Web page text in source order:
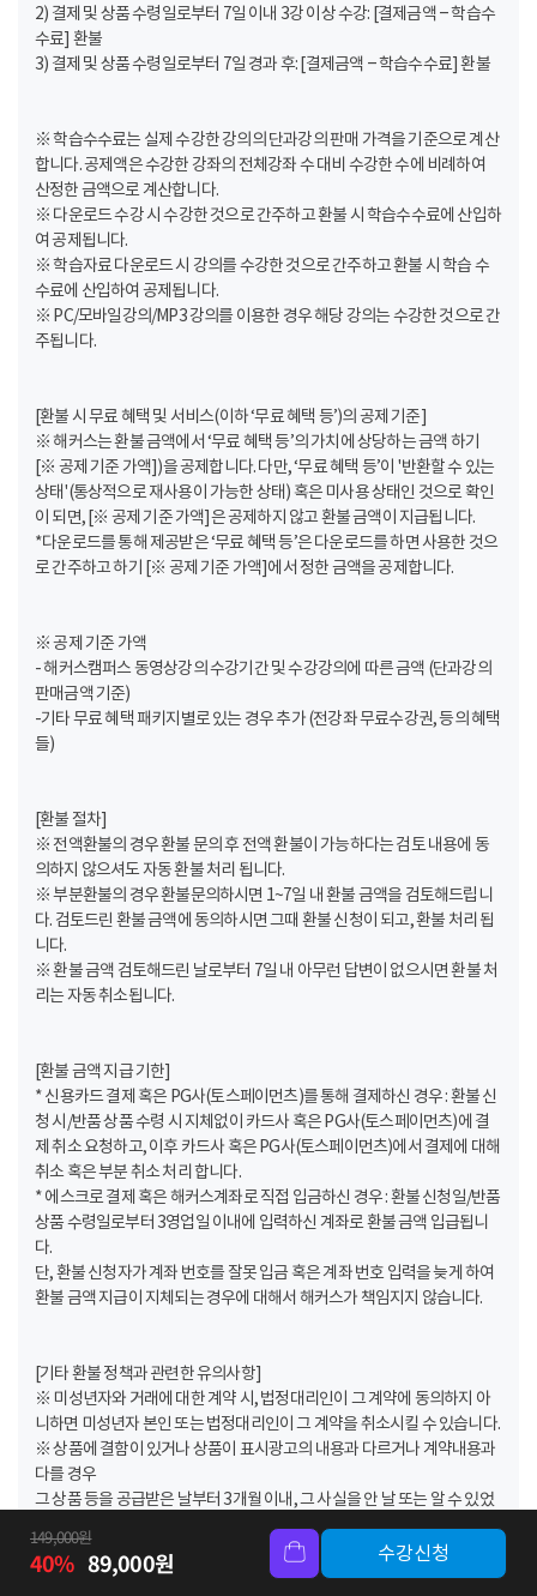
2) 결제 및 상품 수령일로부터 7일 이내 3강 이상 수강: [결제금액 – 학습수
수료] 환불
3) 결제 및 상품 수령일로부터 7일 경과 후: [결제금액 – 학습수수료] 환불
※ 학습수수료는 실제 수강한 강의의 단과강의 판매 가격을 기준으로 계산
합니다. 공제액은 수강한 강좌의 전체강좌 수 대비 수강한 수에 비례하여
산정한 금액으로 계산합니다.
※ 다운로드 수강 시 수강한 것으로 간주하고 환불 시 학습수수료에 산입하
여 공제됩니다.
※ 학습자료 다운로드 시 강의를 수강한 것으로 간주하고 환불 시 학습 수
수료에 산입하여 공제됩니다.
※ PC/모바일강의/MP3 강의를 이용한 경우 해당 강의는 수강한 것으로 간
주됩니다.
[환불 시 무료 혜택 및 서비스(이하 ‘무료 혜택 등’)의 공제 기준]
※ 해커스는 환불 금액에서 ‘무료 혜택 등’의 가치에 상당하는 금액 하기
[※ 공제 기준 가액])을 공제합니다. 다만, ‘무료 혜택 등’이 '반환할 수 있는
상태'(통상적으로 재사용이 가능한 상태) 혹은 미사용 상태인 것으로 확인
이 되면, [※ 공제 기준 가액]은 공제하지 않고 환불 금액이 지급됩니다.
*다운로드를 통해 제공받은 ‘무료 혜택 등’은 다운로드를 하면 사용한 것으
로 간주하고 하기 [※ 공제 기준 가액]에서 정한 금액을 공제합니다.
※ 공제 기준 가액
- 해커스캠퍼스 동영상강의 수강기간 및 수강강의에 따른 금액 (단과강의
판매금액 기준)
-기타 무료 혜택 패키지별로 있는 경우 추가 (전강좌 무료수강권, 등의 혜택
들)
[환불 절차]
※ 전액환불의 경우 환불 문의 후 전액 환불이 가능하다는 검토 내용에 동
의하지 않으셔도 자동 환불 처리 됩니다.
※ 부분환불의 경우 환불문의하시면 1~7일 내 환불 금액을 검토해드립니
다. 검토드린 환불 금액에 동의하시면 그때 환불 신청이 되고, 환불 처리 됩
니다.
※ 환불 금액 검토해드린 날로부터 7일 내 아무런 답변이 없으시면 환불 처
리는 자동 취소됩니다.
[환불 금액 지급 기한]
* 신용카드 결제 혹은 PG사(토스페이먼츠)를 통해 결제하신 경우 : 환불 신
청 시/반품 상품 수령 시 지체없이 카드사 혹은 PG사(토스페이먼츠)에 결
제 취소 요청하고, 이후 카드사 혹은 PG사(토스페이먼츠)에서 결제에 대해
취소 혹은 부분 취소 처리 합니다.
* 에스크로 결제 혹은 해커스계좌로 직접 입금하신 경우 : 환불 신청일/반품
상품 수령일로부터 3영업일 이내에 입력하신 계좌로 환불 금액 입급됩니
다.
단, 환불 신청자가 계좌 번호를 잘못 입금 혹은 계좌 번호 입력을 늦게 하여
환불 금액 지급이 지체되는 경우에 대해서 해커스가 책임지지 않습니다.
[기타 환불 정책과 관련한 유의사항]
※ 미성년자와 거래에 대한 계약 시, 법정대리인이 그 계약에 동의하지 아
니하면 미성년자 본인 또는 법정대리인이 그 계약을 취소시킬 수 있습니다.
※ 상품에 결함이 있거나 상품이 표시광고의 내용과 다르거나 계약내용과
다를 경우
그 상품 등을 공급받은 날부터 3개월 이내, 그 사실을 안 날 또는 알 수 있었
던 날부터 30일 이내에 환불 가능합니다.
※ 연장기간은 ‘무료 혜택’으로 지급되는 기간이므로 연장된 기간 동안에
는 환불이 불가합니다.
149,000원
40% 89,000원 수강신청